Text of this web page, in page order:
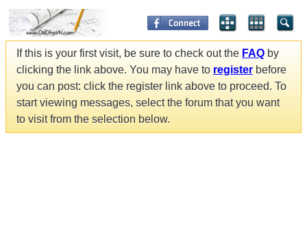
If this is your first visit, be sure to check out the FAQ by
clicking the link above. You may have to register before
you can post: click the register link above to proceed. To
start viewing messages, select the forum that you want
to visit from the selection below.